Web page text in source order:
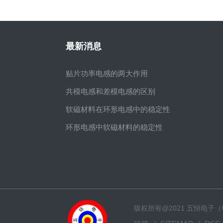
最新消息
贴片功率电感的两大作用
共模电感和差模电感的区别
软磁材料在环形电感中的稳定性
环形电感中软磁材料的稳定性
版权所有@2021 五恒电子